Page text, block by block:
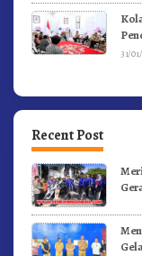
31/
Recent Post